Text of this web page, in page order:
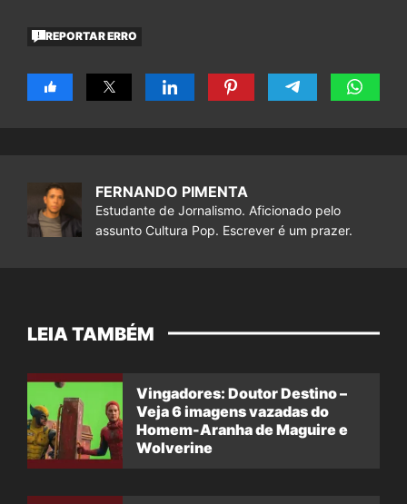
REPORTAR ERRO
FERNANDO PIMENTA
Estudante de Jornalismo. Aficionado pelo
assunto Cultura Pop. Escrever é um prazer.
LEIA TAMBÉM
Vingadores: Doutor Destino –
Veja 6 imagens vazadas do
Homem-Aranha de Maguire e
Wolverine